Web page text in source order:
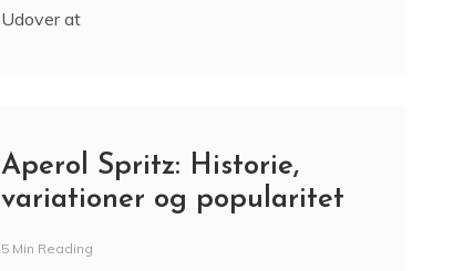
Udover at
Aperol Spritz: Historie,
variationer og popularitet
5 Min Reading